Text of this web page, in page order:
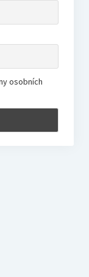
osobních